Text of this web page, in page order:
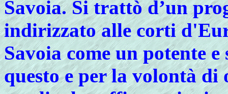
Savoia. Si trattò d’un
indirizzato alle corti
Savoia come un potente
questo e per la volontà